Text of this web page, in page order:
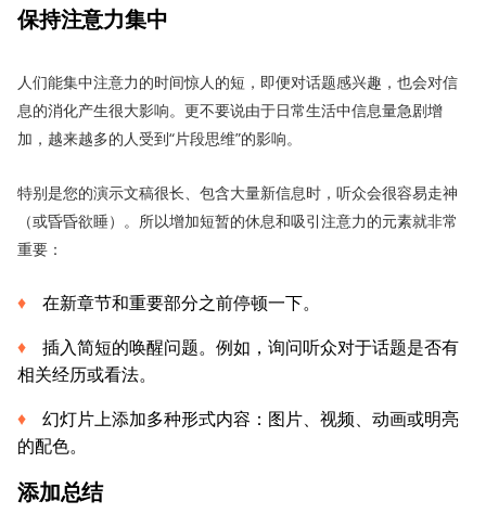
保持注意力集中
人们能集中注意力的时间惊人的短，即便对话题感兴趣，也会对信
息的消化产生很大影响。更不要说由于日常生活中信息量急剧增
加，越来越多的人受到“片段思维”的影响。
特别是您的演示文稿很长、包含大量新信息时，听众会很容易走神
（或昏昏欲睡）。所以增加短暂的休息和吸引注意力的元素就非常
重要：
在新章节和重要部分之前停顿一下。
插入简短的唤醒问题。例如，询问听众对于话题是否有
相关经历或看法。
幻灯片上添加多种形式内容：图片、视频、动画或明亮
的配色。
添加总结